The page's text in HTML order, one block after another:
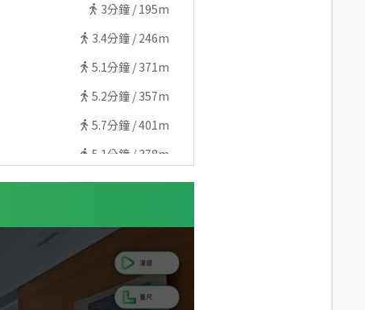
3分鐘 / 195m
3.4分鐘 / 246m
5.1分鐘 / 371m
5.2分鐘 / 357m
5.7分鐘 /401m
5.1分鐘 / 378m
5.9分鐘 /428m
9.4分鐘 /
分鐘 /519m
8.5分鐘 / 603m